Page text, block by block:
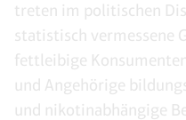
treten im politischen
statistisch vermessene
fettleibige
und Angehörige
und nikotinabhängige